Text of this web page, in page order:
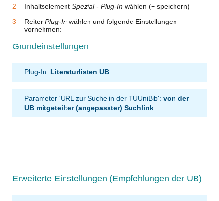
Inhaltselement Spezial - Plug-In wählen (+ speichern)
Reiter Plug-In wählen und folgende Einstellungen
vornehmen:
Grundeinstellungen
Plug-In: Literaturlisten UB
Parameter 'URL zur Suche in der TUUniBib': von der
UB mitgeteilter (angepasster) Suchlink
Erweiterte Einstellungen (Empfehlungen der UB)